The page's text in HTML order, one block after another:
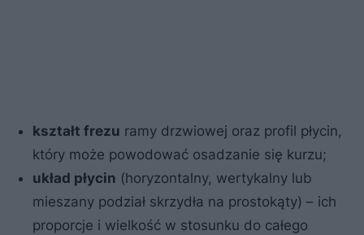
kształt frezu ramy drzwiowej oraz profil płycin,
który może powodować osadzanie się kurzu;
układ płycin (horyzontalny, wertykalny lub
mieszany podział skrzydła na prostokąty) – ich
proporcje i wielkość w stosunku do całego